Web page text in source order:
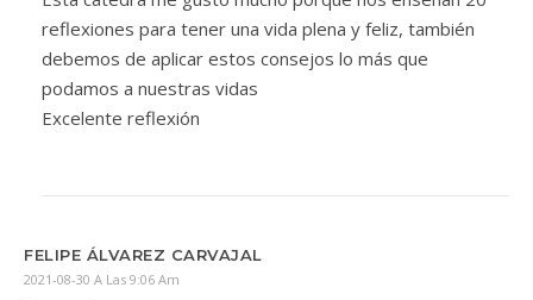
reflexiones para tener una vida plena y feliz, también
debemos de aplicar estos consejos lo más que
podamos a nuestras vidas
Excelente reflexión
FELIPE ÁLVAREZ CARVAJAL
2021-08-30 A Las 9:06 Am